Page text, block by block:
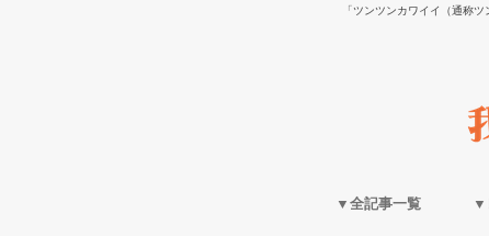
「ツンツンカワイイ（通称
▼全記事一覧 ▼